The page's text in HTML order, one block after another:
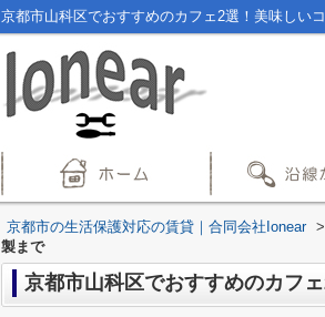
京都市山科区でおすすめのカフェ2選！美味しい
京都市の生活保護対応の賃貸｜合同会社Ionear >
製まで
京都市山科区でおすすめのカフ